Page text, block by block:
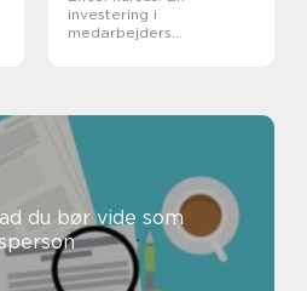
investering i
medarbejders